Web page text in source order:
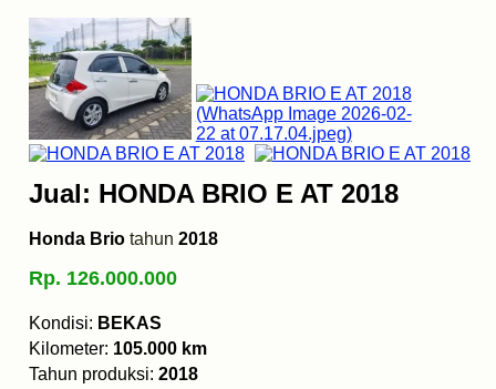
Jual: HONDA BRIO E AT 2018
Honda Brio tahun 2018
Rp. 126.000.000
Kondisi: BEKAS
Kilometer: 105.000 km
Tahun produksi: 2018